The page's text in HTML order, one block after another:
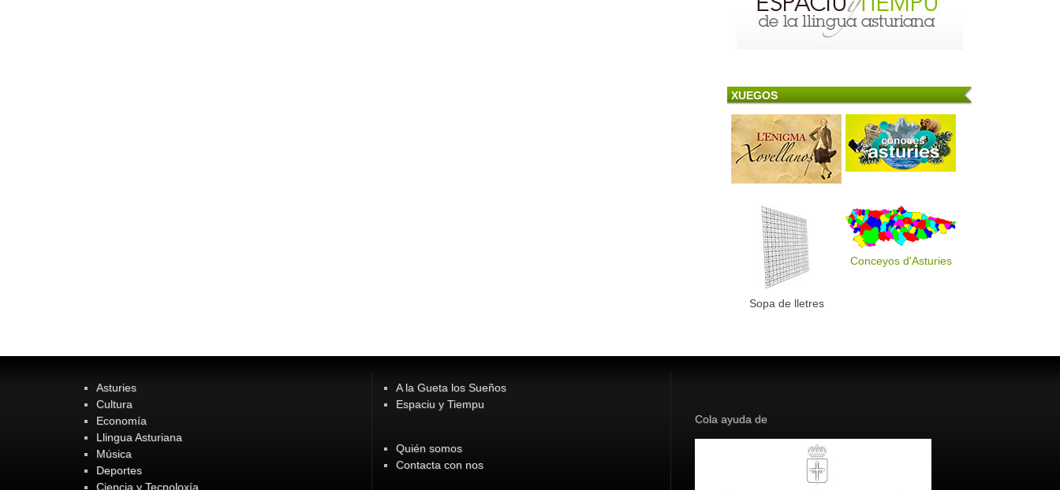
XUEGOS
Sopa de lletres
Conceyos d'Asturies
Asturies
Cultura
Economía
Llingua Asturiana
Música
Deportes
Ciencia y Tecnoloxía
A la Gueta los Sueños
Espaciu y Tiempu
Quién somos
Contacta con nos
Cola ayuda de